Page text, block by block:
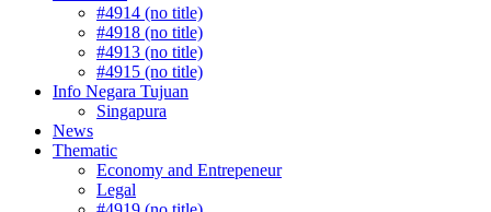
#4914 (no title)
#4918 (no title)
#4913 (no title)
#4915 (no title)
Info Negara Tujuan
Singapura
News
Thematic
Economy and Entrepeneur
Legal